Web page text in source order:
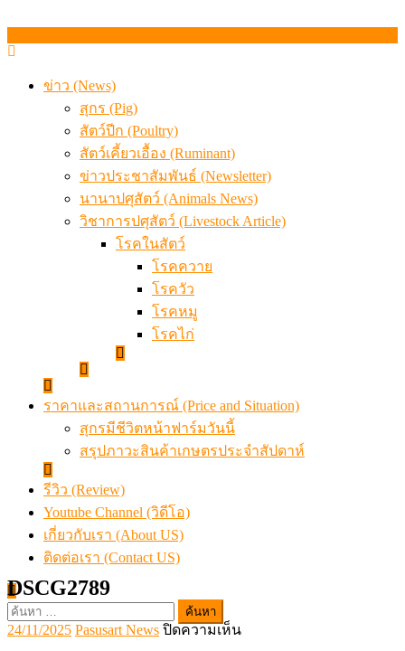
ข่าว (News)
สุกร (Pig)
สัตว์ปีก (Poultry)
สัตว์เคี้ยวเอื้อง (Ruminant)
ข่าวประชาสัมพันธ์ (Newsletter)
นานาปศุสัตว์ (Animals News)
วิชาการปศุสัตว์ (Livestock Article)
โรคในสัตว์
โรคควาย
โรควัว
โรคหมู
โรคไก่
ราคาและสถานการณ์ (Price and Situation)
สุกรมีชีวิตหน้าฟาร์มวันนี้
สรุปภาวะสินค้าเกษตรประจำสัปดาห์
รีวิว (Review)
Youtube Channel (วิดีโอ)
เกี่ยวกับเรา (About US)
ติดต่อเรา (Contact US)
ค้นหา
สำหรับ:
DSCG2789
Posted
on
24/11/2025Author
Pasusart News ปิดความเห็นบน